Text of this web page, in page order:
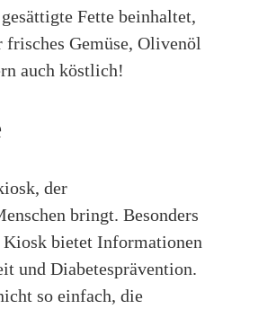
Fette beinhaltet,
Gemüse, Olivenöl
auch köstlich!
der
bringt. Besonders
Kiosk bietet Informationen
und Diabetesprävention.
so einfach, die